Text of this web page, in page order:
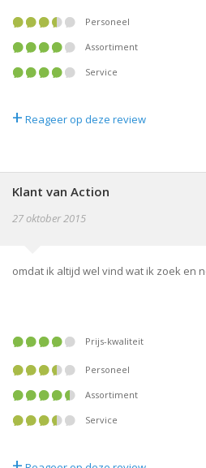
Personeel
Assortiment
Service
+ Reageer op deze review
Klant van Action
27 oktober 2015
omdat ik altijd wel vind wat ik zoek en
Prijs-kwaliteit
Personeel
Assortiment
Service